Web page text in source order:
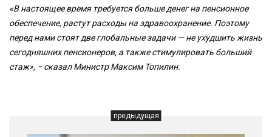
«В настоящее время требуется больше денег на пенсионное
обеспечение, растут расходы на здравоохранение. Поэтому
перед нами стоят две глобальные задачи — не ухудшить жизнь
сегодняшних пенсионеров, а также стимулировать больший
стаж», − сказал Министр Максим Топилин.
предыдущая